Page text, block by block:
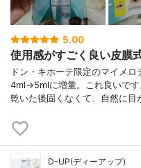
5.00
使用感がすごく良い皮膜式
ドン・キホーテ限定のマイメ
4ml→5mlに増量。これ良いです
乾いた後固くなくて、自然に目
D-UP(ディーアップ)